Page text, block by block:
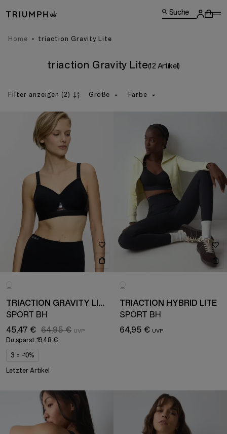
Suche
Home triaction Gravity Lite
triaction Gravity Lite(12 Artikel)
Filter anzeigen (2) Größe Farbe
TRIACTION GRAVITY LITE
SPORT BH
45,47 € 64,95 €
Du sparst 19,48 €
3 = -10%
Letzter Artikel
TRIACTION HYBRID LITE
SPORT BH
64,95 €